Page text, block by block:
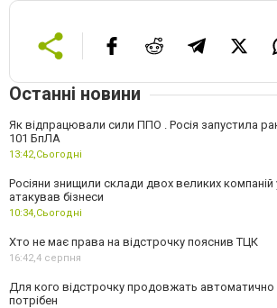
Останні новини
Як відпрацювали сили ППО . Росія запустила
101 БпЛА
13:42,Сьогодні
Росіяни знищили склади двох великих компаній
атакував бізнеси
10:34,Сьогодні
Хто не має права на відстрочку пояснив ТЦК
16:42,4 серпня
Для кого відстрочку продовжать автоматично
потрібен